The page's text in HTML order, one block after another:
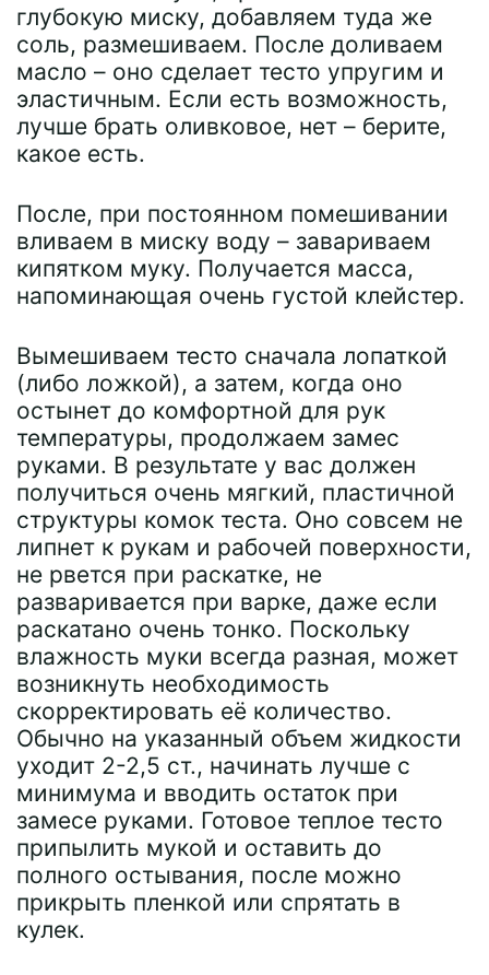
глубокую миску, добавляем туда же
соль, размешиваем. После доливаем
масло – оно сделает тесто упругим и
эластичным. Если есть возможность,
лучше брать оливковое, нет – берите,
какое есть.
После, при постоянном помешивании
вливаем в миску воду – завариваем
кипятком муку. Получается масса,
напоминающая очень густой клейстер.
Вымешиваем тесто сначала лопаткой
(либо ложкой), а затем, когда оно
остынет до комфортной для рук
температуры, продолжаем замес
руками. В результате у вас должен
получиться очень мягкий, пластичной
структуры комок теста. Оно совсем не
липнет к рукам и рабочей поверхности,
не рвется при раскатке, не
разваривается при варке, даже если
раскатано очень тонко. Поскольку
влажность муки всегда разная, может
возникнуть необходимость
скорректировать её количество.
Обычно на указанный объем жидкости
уходит 2-2,5 ст., начинать лучше с
минимума и вводить остаток при
замесе руками. Готовое теплое тесто
припылить мукой и оставить до
полного остывания, после можно
прикрыть пленкой или спрятать в
кулек.